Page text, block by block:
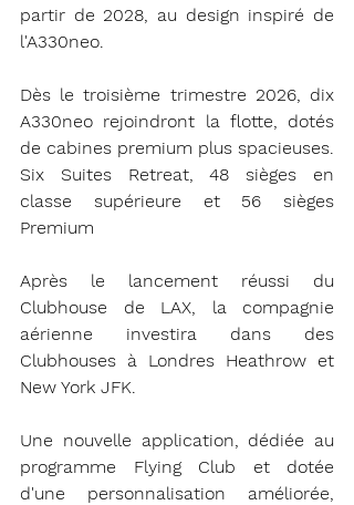
partir de 2028, au design inspiré de
l'A330neo.
Dès le troisième trimestre 2026, dix
A330neo rejoindront la flotte, dotés
de cabines premium plus spacieuses.
Six Suites Retreat, 48 sièges en
classe supérieure et 56 sièges
Premium
Après le lancement réussi du
Clubhouse de LAX, la compagnie
aérienne investira dans des
Clubhouses à Londres Heathrow et
New York JFK.
Une nouvelle application, dédiée au
programme Flying Club et dotée
d'une personnalisation améliorée,